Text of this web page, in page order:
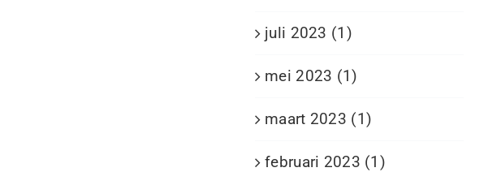
juli 2023 (1)
mei 2023 (1)
maart 2023 (1)
februari 2023 (1)